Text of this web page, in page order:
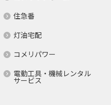
住急番
灯油宅配
コメリパワー
電動工具・機械レンタル
サービス